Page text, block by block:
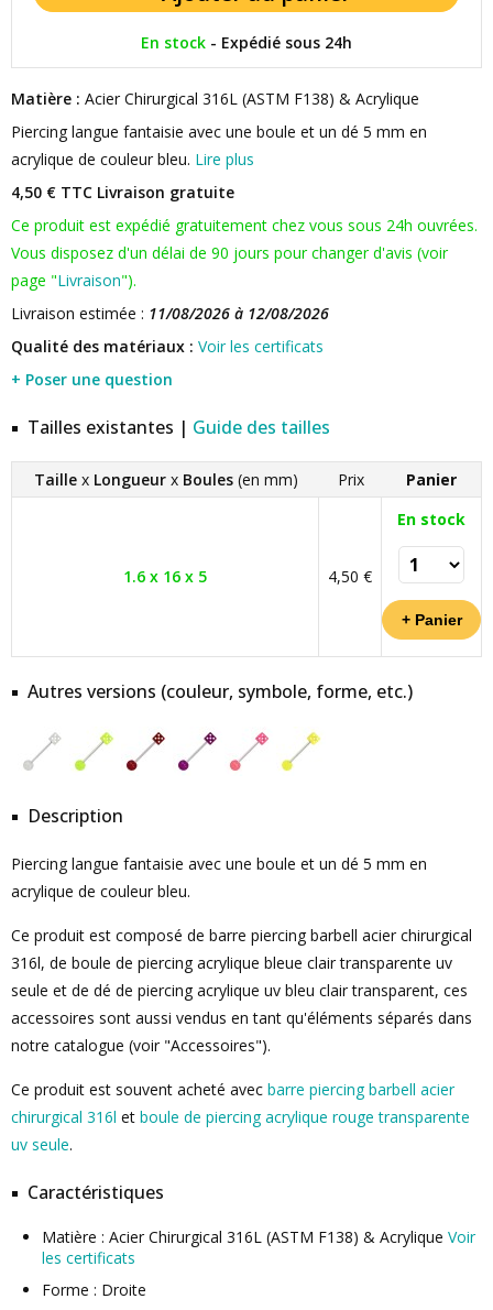
En stock - Expédié sous 24h
Matière : Acier Chirurgical 316L (ASTM F138) & Acrylique
Piercing langue fantaisie avec une boule et un dé 5 mm en
acrylique de couleur bleu. Lire plus
4,50 € TTC Livraison gratuite
Ce produit est expédié gratuitement chez vous sous 24h ouvrées.
Vous disposez d'un délai de 90 jours pour changer d'avis (voir
page "Livraison").
Livraison estimée : 11/08/2026 à 12/08/2026
Qualité des matériaux : Voir les certificats
+ Poser une question
Tailles existantes | Guide des tailles
Taille x Longueur x Boules (en mm) Prix Panier
1.6 x 16 x 5 4,50 €
En stock
Autres versions (couleur, symbole, forme, etc.)
Description
Piercing langue fantaisie avec une boule et un dé 5 mm en
acrylique de couleur bleu.
Ce produit est composé de barre piercing barbell acier chirurgical
316l, de boule de piercing acrylique bleue clair transparente uv
seule et de dé de piercing acrylique uv bleu clair transparent, ces
accessoires sont aussi vendus en tant qu'éléments séparés dans
notre catalogue (voir "Accessoires").
Ce produit est souvent acheté avec barre piercing barbell acier
chirurgical 316l et boule de piercing acrylique rouge transparente
uv seule.
Caractéristiques
Matière : Acier Chirurgical 316L (ASTM F138) & Acrylique Voir
les certificats
Forme : Droite